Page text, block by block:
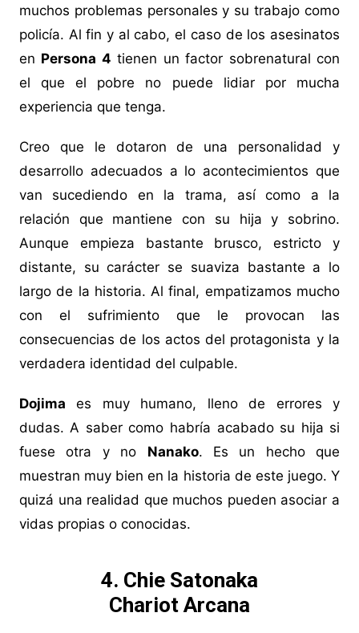
muchos problemas personales y su trabajo como
policía. Al fin y al cabo, el caso de los asesinatos
en Persona 4 tienen un factor sobrenatural con
el que el pobre no puede lidiar por mucha
experiencia que tenga.
Creo que le dotaron de una personalidad y
desarrollo adecuados a lo acontecimientos que
van sucediendo en la trama, así como a la
relación que mantiene con su hija y sobrino.
Aunque empieza bastante brusco, estricto y
distante, su carácter se suaviza bastante a lo
largo de la historia. Al final, empatizamos mucho
con el sufrimiento que le provocan las
consecuencias de los actos del protagonista y la
verdadera identidad del culpable.
Dojima es muy humano, lleno de errores y
dudas. A saber como habría acabado su hija si
fuese otra y no Nanako. Es un hecho que
muestran muy bien en la historia de este juego. Y
quizá una realidad que muchos pueden asociar a
vidas propias o conocidas.
4. Chie Satonaka
Chariot Arcana